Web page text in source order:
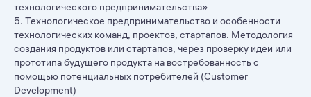
технологического предпринимательства»
5. Технологическое предпринимательство и особенности
технологических команд, проектов, стартапов. Методология
создания продуктов или стартапов, через проверку идеи или
прототипа будущего продукта на востребованность с
помощью потенциальных потребителей (Customer
Development)